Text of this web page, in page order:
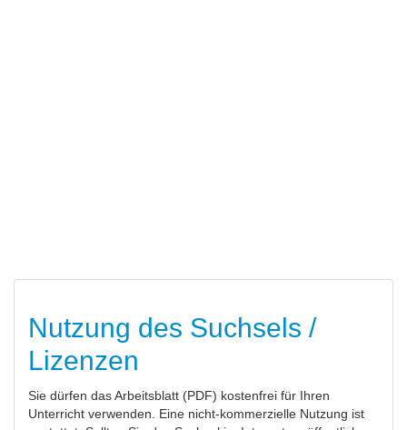
Nutzung des Suchsels /
Lizenzen
Sie dürfen das Arbeitsblatt (PDF) kostenfrei für Ihren
Unterricht verwenden. Eine nicht-kommerzielle Nutzung ist